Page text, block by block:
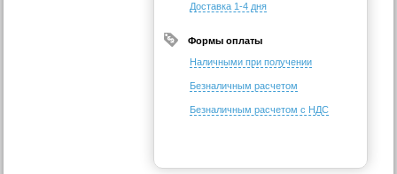
Доставка 1-4 дня
Формы оплаты
Наличными при получении
Безналичным расчетом
Безналичным расчетом с НДС